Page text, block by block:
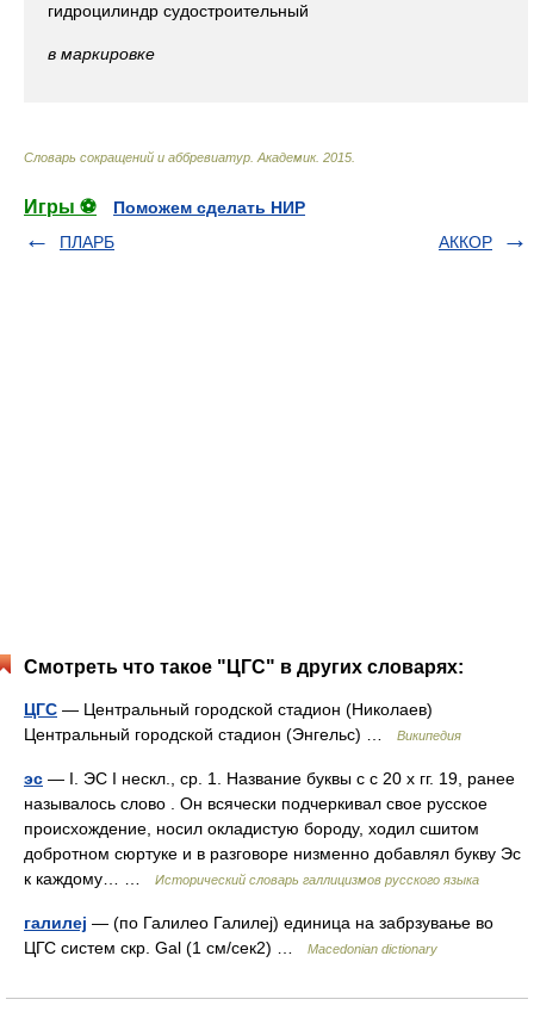
гидроцилиндр судостроительный
в маркировке
Словарь сокращений и аббревиатур Академик. 2015
Игры ⚽
Поможем сделать НИР
ПЛАРБ
АККОР
Смотреть что такое "ЦГС" в других словарях:
ЦГС — Центральный городской стадион (Николаев)
Центральный городской стадион (Энгельс) …
Википедия
эс — I. ЭС I нескл., ср. 1. Название буквы с с 20 х гг. 19, ранее
называлось слово . Он всячески подчеркивал свое русское
происхождение, носил окладистую бороду, ходил сшитом
добротном сюртуке и в разговоре низменно добавлял букву Эс
к каждому… …
Исторический словарь галлицизмов русского языка
галилеј — (по Галилео Галилеј) единица на забрзување во
ЦГС систем скр. Gal (1 см/сек2) …
Macedonian dictionary